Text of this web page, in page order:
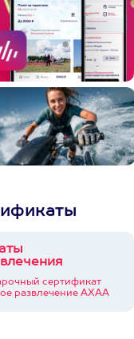
сертификат
развлечение АХАА